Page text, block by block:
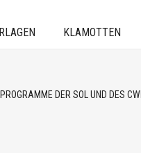
KLAMOTTEN
DER SOL UND DES CWI